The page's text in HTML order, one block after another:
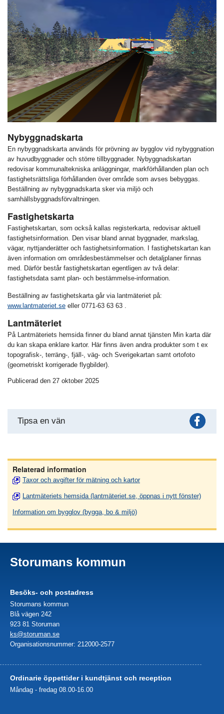
Nybyggnadskarta
En nybyggnadskarta används för prövning av bygglov vid nybyggnation
av huvudbyggnader och större tillbyggnader. Nybyggnadskartan
redovisar kommunaltekniska anläggningar, markförhållanden plan och
fastighetsrättsliga förhållanden över område som avses bebyggas.
Beställning av nybyggnadskarta sker via miljö och
samhällsbyggnadsförvaltningen.
Fastighetskarta
Fastighetskartan, som också kallas registerkarta, redovisar aktuell
fastighetsinformation. Den visar bland annat byggnader, markslag,
vägar, nyttjanderätter och fastighetsinformation.
I fastighetskartan kan
även information om områdesbestämmelser och detaljplaner finnas
med. Därför består fastighetskartan egentligen av två delar:
fastighetsdata samt plan- och bestämmelse-information.
Beställning av fastighetskarta går via lantmäteriet på:
www.lantmateriet.se eller 0771-63 63 63 .
Lantmäteriet
På Lantmäteriets hemsida finner du bland annat tjänsten Min karta där
du kan skapa enklare kartor. Här finns även andra produkter som t ex
topografisk-, terräng-, fjäll-, väg- och Sverigekartan samt ortofoto
(geometriskt korrigerade flygbilder).
Publicerad den 27 oktober 2025
Tipsa en vän
Relaterad information
Taxor och avgifter för mätning och kartor
Lantmäteriets hemsida (lantmäteriet.se, öppnas i nytt fönster)
Information om bygglov (bygga, bo & miljö)
Storumans kommun
Besöks- och postadress
Storumans kommun
Blå vägen 242
923 81 Storuman
ks@storuman.se
Organisationsnummer: 212000-2577
Ordinarie öppettider i kundtjänst och reception
Måndag - fredag 08.00-16.00